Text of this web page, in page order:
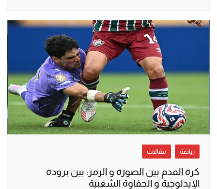
رياضة مقالات
كرة القدم بين الصورة و الرمز: بين برودة
الإيدلوجية و الحفاوة الشعبية